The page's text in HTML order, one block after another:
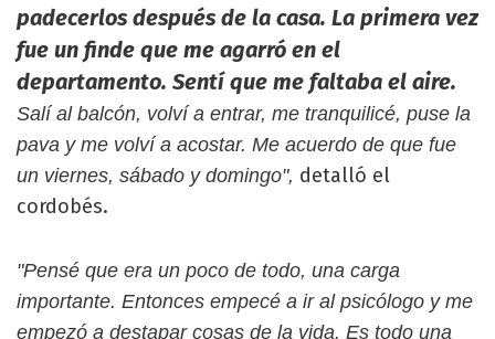
padecerlos después de la casa. La primera vez
fue un finde que me agarró en el
departamento. Sentí que me faltaba el aire.
Salí al balcón, volví a entrar, me tranquilicé, puse la
pava y me volví a acostar. Me acuerdo de que fue
un viernes, sábado y domingo", detalló el
cordobés.
"Pensé que era un poco de todo, una carga
importante. Entonces empecé a ir al psicólogo y me
empezó a destapar cosas de la vida. Es todo una